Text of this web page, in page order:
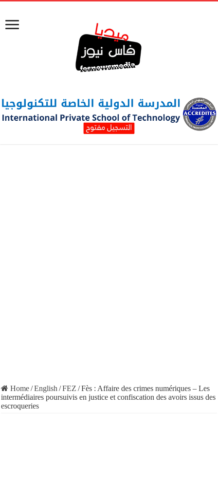
Home/English /FEZ /Fès : Affaire des crimes numériques – Les
intermédiaires poursuivis en justice et confiscation des avoirs issus des
escroqueries